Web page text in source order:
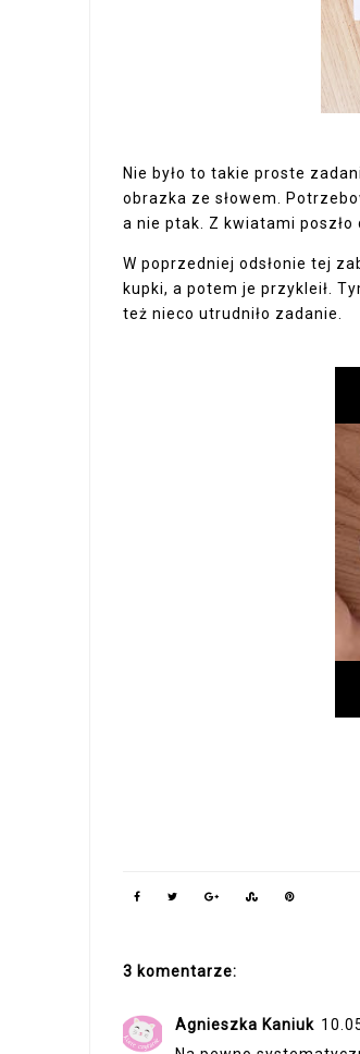
Nie było to takie proste
obrazka ze słowem.
a nie ptak. Z kwiatami poszło
W poprzedniej odsłonie tej
kupki, a potem je przykleił.
też nieco utrudniło zadanie.
3 komentarze:
Agnieszka Kaniuk